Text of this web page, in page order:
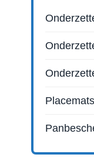
Placemats